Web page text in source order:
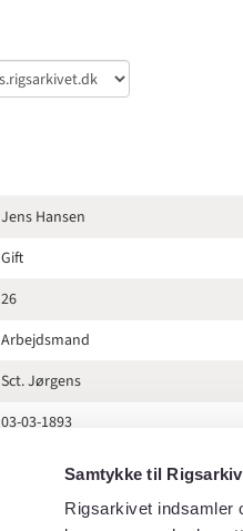
Samtykke til
Rigsarkivet indsamler
Jens Hansen
Gift
26
Arbejdsmand
Sct. Jørgens
03-03-1893
Osteitis chronica femoris